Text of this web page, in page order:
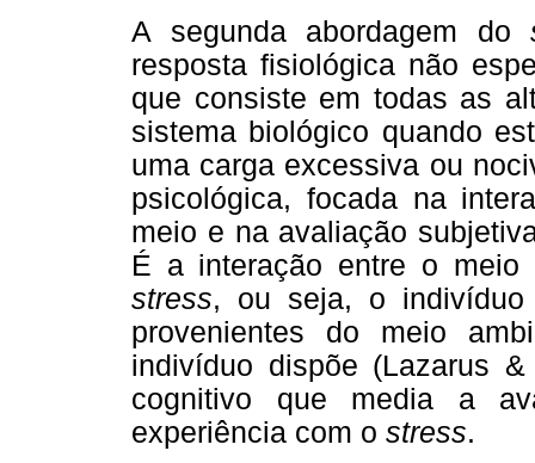
A segunda abordagem do
resposta fisiológica não
que consiste em todas as
sistema biológico quando
uma carga excessiva ou
psicológica, focada na
meio e na avaliação
É a interação entre o meio
stress, ou seja, o indivíduo
provenientes do meio
indivíduo dispõe (Lazarus
cognitivo que media a
experiência com o stress.